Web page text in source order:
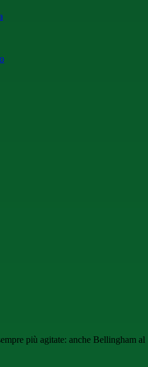
più agitate: anche Bellingham al